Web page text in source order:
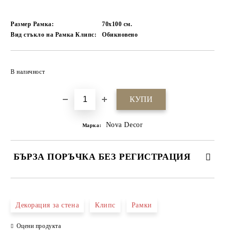
Размер Рамка: 70х100 см.
Вид стъкло на Рамка Клипс:
Обикновено
В наличност
Марка: Nova Decor
БЪРЗА ПОРЪЧКА БЕЗ РЕГИСТРАЦИЯ
Декорация за стена Клипс Рамки
Оцени продукта